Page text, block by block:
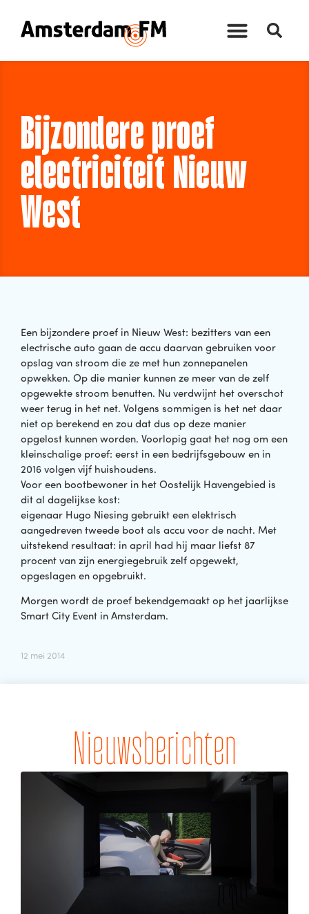
Bijzondere proef
electriciteit Nieuw
West
Een bijzondere proef in Nieuw West: bezitters van een
electrische auto gaan de accu daarvan gebruiken voor
opslag van stroom die ze met hun zonnepanelen
opwekken. Op die manier kunnen ze meer van de zelf
opgewekte stroom benutten. Nu verdwijnt het overschot
weer terug in het net. Volgens sommigen is het net daar
niet op berekend en zou dat dus op deze manier
opgelost kunnen worden. Voorlopig gaat het nog om een
kleinschalige proef: eerst in een bedrijfsgebouw en in
2016 volgen vijf huishoudens.
Voor een bootbewoner in het Oostelijk Havengebied is
dit al dagelijkse kost:
eigenaar Hugo Niesing gebruikt een elektrisch
aangedreven tweede boot als accu voor de nacht. Met
uitstekend resultaat: in april had hij maar liefst 87
procent van zijn energiegebruik zelf opgewekt,
opgeslagen en opgebruikt.
Morgen wordt de proef bekendgemaakt op het jaarlijkse
Smart City Event in Amsterdam.
12 mei 2014
Nieuwsberichten